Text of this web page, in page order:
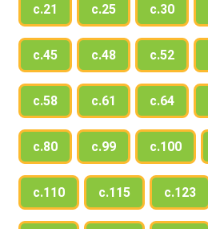
с.21 с.25 с.30
с.45 с.48 с.52
с.58 с.61 с.64
с.80 с.99 с.100
с.110 с.115 с.123